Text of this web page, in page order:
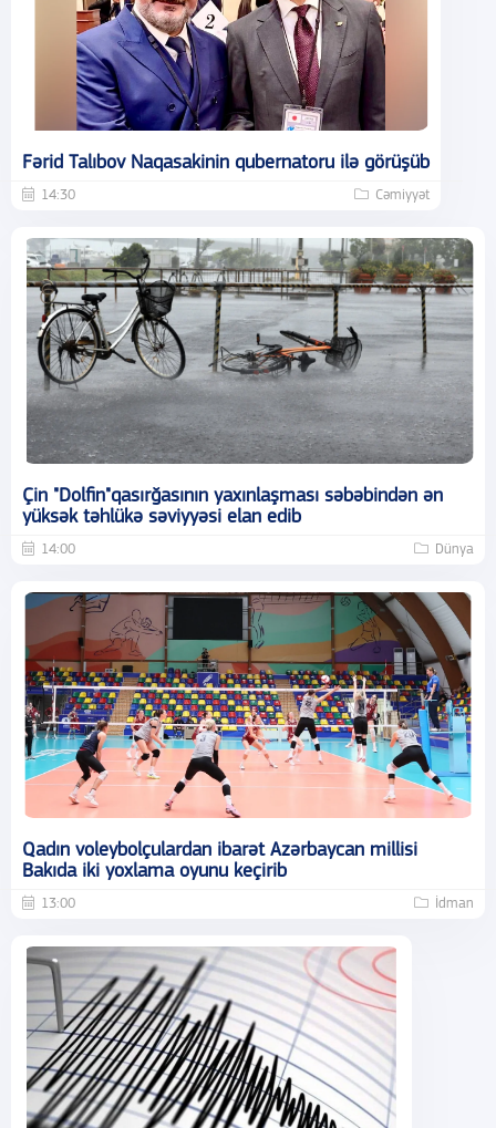
Fərid Talıbov Naqasakinin qubernatoru ilə görüşüb
14:30 Cəmiyyət
Çin "Dolfin"qasırğasının yaxınlaşması səbəbindən ən
yüksək təhlükə səviyyəsi elan edib
14:00 Dünya
Qadın voleybolçulardan ibarət Azərbaycan millisi
Bakıda iki yoxlama oyunu keçirib
13:00 İdman